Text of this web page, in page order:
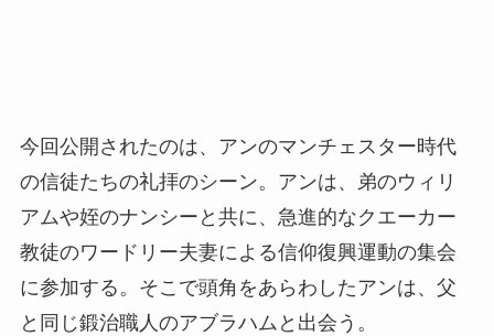
今回公開されたのは、アンのマンチェスター時代
の信徒たちの礼拝のシーン。アンは、弟のウィリ
アムや姪のナンシーと共に、急進的なクエーカー
教徒のワードリー夫妻による信仰復興運動の集会
に参加する。そこで頭角をあらわしたアンは、父
と同じ鍛治職人のアブラハムと出会う。